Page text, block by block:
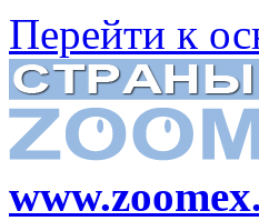
Перейти к